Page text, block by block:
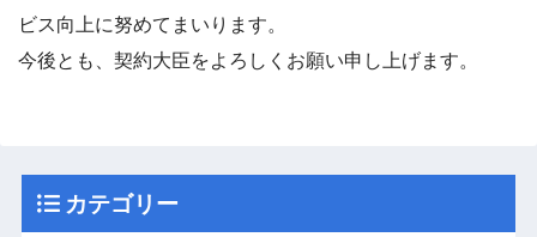
ビス向上に努めてまいります。
今後とも、契約大臣をよろしくお願い申し上げます。
カテゴリー